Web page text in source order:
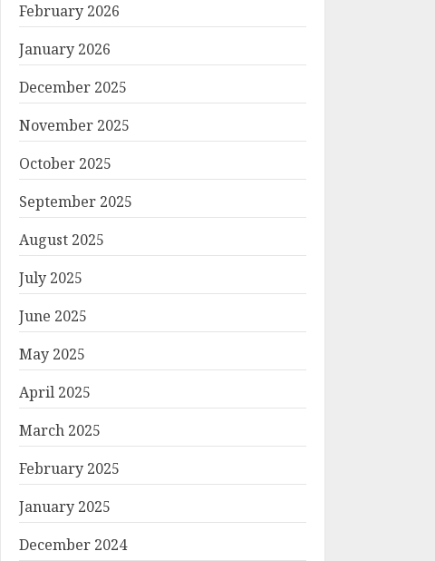
February 2026
January 2026
December 2025
November 2025
October 2025
September 2025
August 2025
July 2025
June 2025
May 2025
April 2025
March 2025
February 2025
January 2025
December 2024